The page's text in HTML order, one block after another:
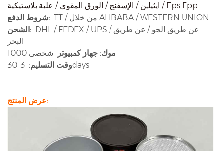
ايثيلين / الإسفنج / الورق المقوى / علبة بلاستيكية / Eps Epp
شروط الدفع:
TT / من خلال ALIBABA / WESTERN UNION
الشحن: DHL / FEDEX / UPS / عن طريق الجو / عن طريق
البحر
موك: جهاز كمبيوتر
شخصى 1000
وقت التسليم:3-30days
عرض المنتج: